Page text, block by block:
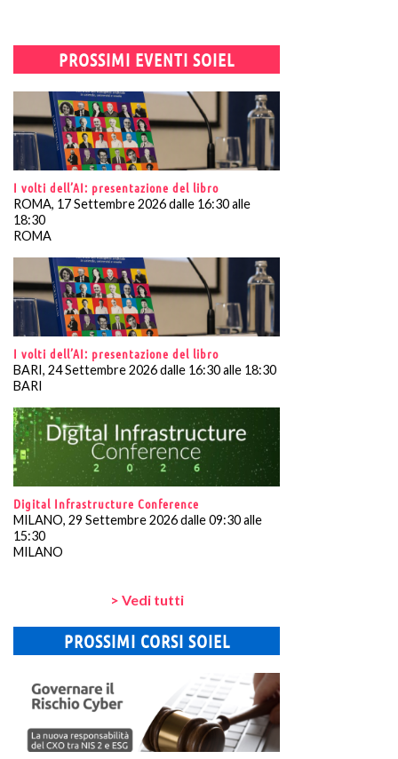
PROSSIMI EVENTI SOIEL
I volti dell’AI: presentazione del libro
ROMA, 17 Settembre 2026 dalle 16:30 alle
18:30
ROMA
I volti dell’AI: presentazione del libro
BARI, 24 Settembre 2026 dalle 16:30 alle 18:30
BARI
Digital Infrastructure Conference
MILANO, 29 Settembre 2026 dalle 09:30 alle
15:30
MILANO
> Vedi tutti
PROSSIMI CORSI SOIEL